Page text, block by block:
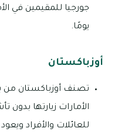
يومًا.
أوزباكستان
تصنف أوزباكستان من
الأمارات زيارتها
للعائلات والأفراد